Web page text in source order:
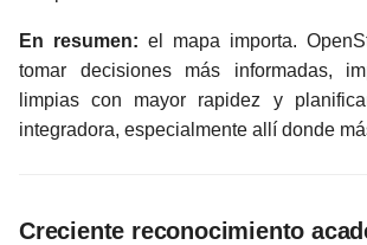
En resumen: el mapa importa.
tomar decisiones más informadas,
limpias con mayor rapidez y
integradora, especialmente allí donde
Creciente reconocimiento